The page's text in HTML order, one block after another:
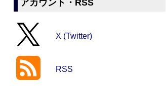
アカウント・RSS
X (Twitter)
RSS